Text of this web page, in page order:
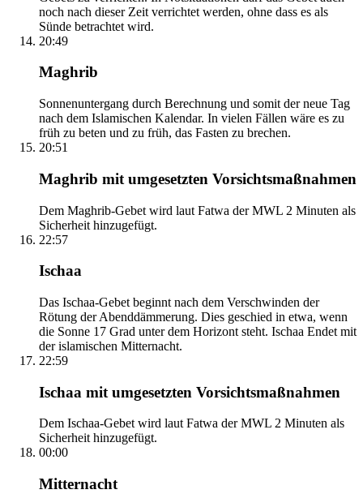
noch nach dieser Zeit verrichtet werden, ohne dass es als
Sünde betrachtet wird.
20:49
Maghrib
Sonnenuntergang durch Berechnung und somit der neue Tag
nach dem Islamischen Kalendar. In vielen Fällen wäre es zu
früh zu beten und zu früh, das Fasten zu brechen.
20:51
Maghrib mit umgesetzten Vorsichtsmaßnahmen
Dem Maghrib-Gebet wird laut Fatwa der MWL 2 Minuten als
Sicherheit hinzugefügt.
22:57
Ischaa
Das Ischaa-Gebet beginnt nach dem Verschwinden der
Rötung der Abenddämmerung. Dies geschied in etwa, wenn
die Sonne 17 Grad unter dem Horizont steht. Ischaa Endet mit
der islamischen Mitternacht.
22:59
Ischaa mit umgesetzten Vorsichtsmaßnahmen
Dem Ischaa-Gebet wird laut Fatwa der MWL 2 Minuten als
Sicherheit hinzugefügt.
00:00
Mitternacht